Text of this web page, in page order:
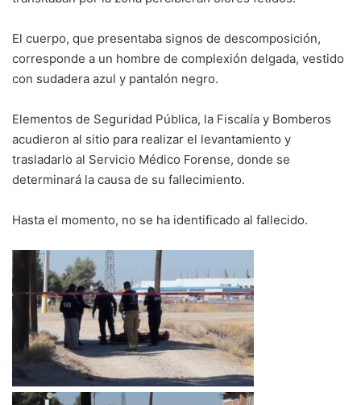
El cuerpo, que presentaba signos de descomposición,
corresponde a un hombre de complexión delgada, vestido
con sudadera azul y pantalón negro.
Elementos de Seguridad Pública, la Fiscalía y Bomberos
acudieron al sitio para realizar el levantamiento y
trasladarlo al Servicio Médico Forense, donde se
determinará la causa de su fallecimiento.
Hasta el momento, no se ha identificado al fallecido.